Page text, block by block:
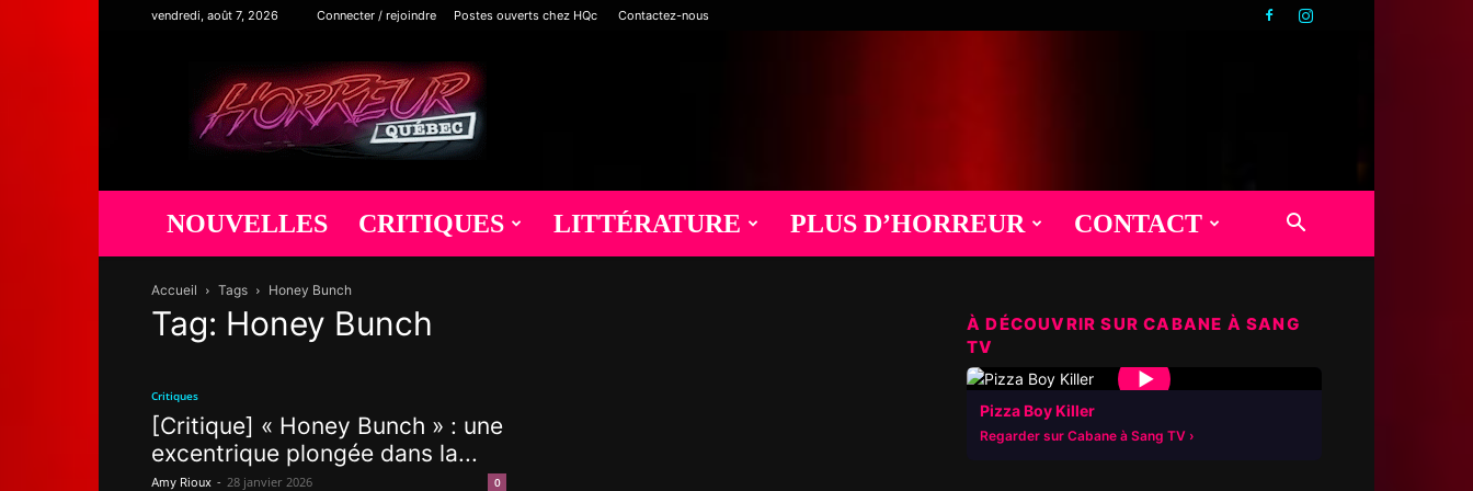
vendredi, août 7, 2026 Connecter / rejoindre Postes ouverts chez HQc Contactez-nous
Horreur
Québec
NOUVELLES CRITIQUES LITTÉRATURE PLUS D’HORREUR CONTACT
Accueil Tags Honey Bunch
Tag: Honey Bunch
Critiques
[Critique] « Honey Bunch » : une
excentrique plongée dans la...
Amy Rioux - 28 janvier 2026 0
À DÉCOUVRIR SUR CABANE À SANG
TV
▶
Pizza Boy Killer
Regarder sur Cabane à Sang TV